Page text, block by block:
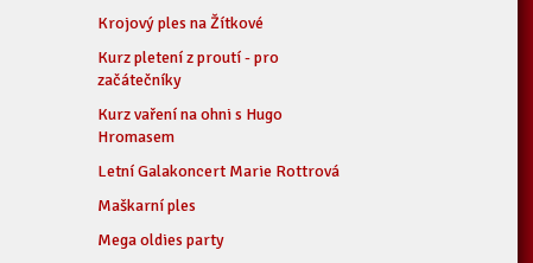
Krojový ples na Žítkové
Kurz pletení z proutí - pro
začátečníky
Kurz vaření na ohni s Hugo
Hromasem
Letní Galakoncert Marie Rottrová
Maškarní ples
Mega oldies party